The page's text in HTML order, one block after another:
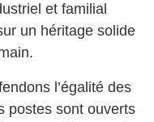
et familial
un héritage solide
l’égalité des
postes sont ouverts